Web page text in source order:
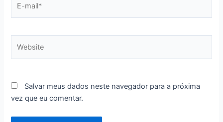
mail*
Salvar meus dados neste navegador para a próxima
vez que eu comentar.